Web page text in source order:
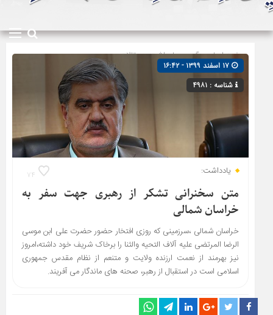
صفحه اصلی» گروه »یادداشت و مقالات
شناسه : ۴۹۸۱
۷۴ یادداشت:
متن سخنرانی تشکر از رهبری جهت سفر به
خراسان شمالی
خراسان شمالی ،سرزمینی که روزی افتخار حضور حضرت علی ابن موسی
الرضا المرتضی علیه آلاف التحیه والثنا را برخاک شریف خود داشته،امروز
نیز بهرمند از نعمت ارزنده ولایت و متنعم از نظام مقدس جمهوری
اسلامی است در استقبال از رهبر، صحنه های ماندگار می آفریند.